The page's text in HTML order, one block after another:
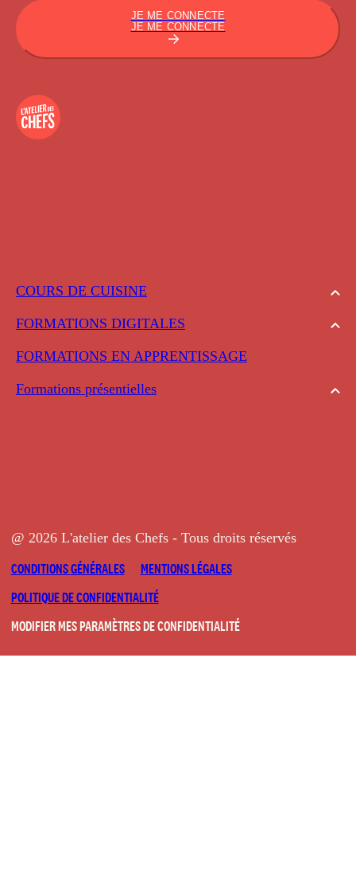
COURS DE CUISINE
FORMATIONS DIGITALES
FORMATIONS EN APPRENTISSAGE
Formations présentielles
JE ME CONNECTE
JE ME CONNECTE
@ 2026 L'atelier des Chefs - Tous droits réservés
CONDITIONS GÉNÉRALES
MENTIONS LÉGALES
POLITIQUE DE CONFIDENTIALITÉ
MODIFIER MES PARAMÈTRES DE CONFIDENTIALITÉ